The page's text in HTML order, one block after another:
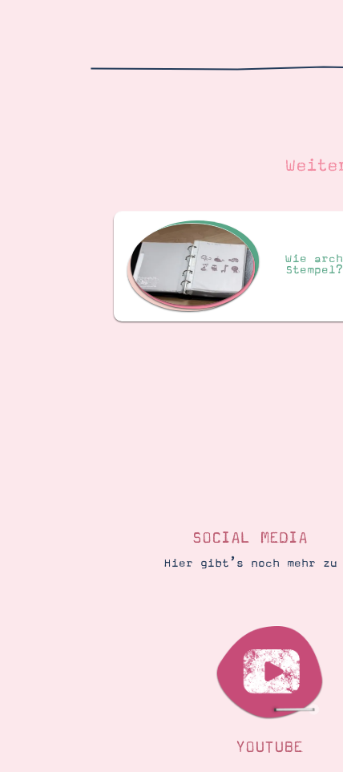
Wie
Stempel?
SOCIAL MEDIA
Hier gibt’s noch mehr zu
YOUTUBE